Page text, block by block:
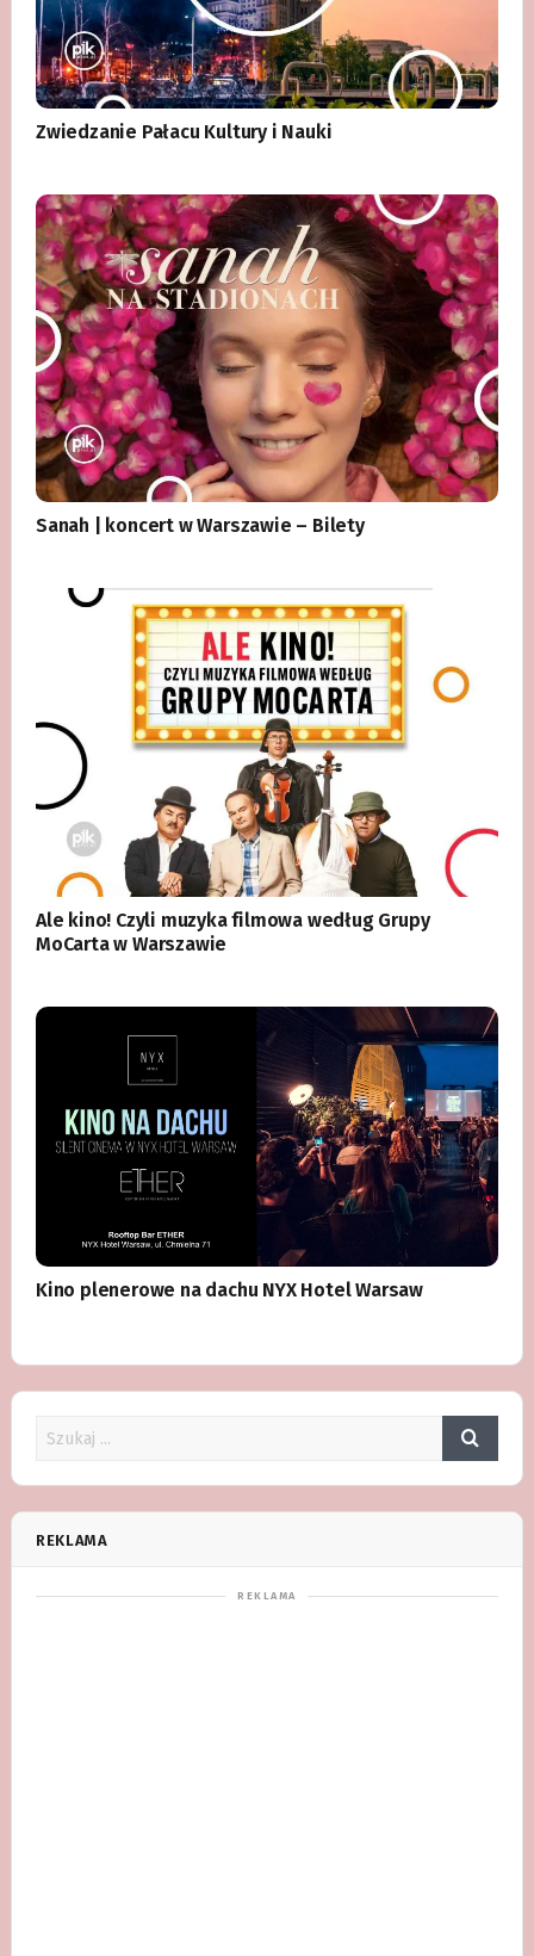
Zwiedzanie Pałacu Kultury i Nauki
Sanah | koncert w Warszawie – Bilety
Ale kino! Czyli muzyka filmowa według Grupy
MoCarta w Warszawie
Kino plenerowe na dachu NYX Hotel Warsaw
REKLAMA